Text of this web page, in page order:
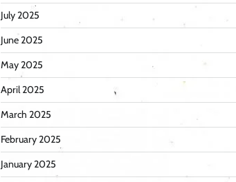
July 2025
June 2025
May 2025
April 2025
March 2025
February 2025
January 2025